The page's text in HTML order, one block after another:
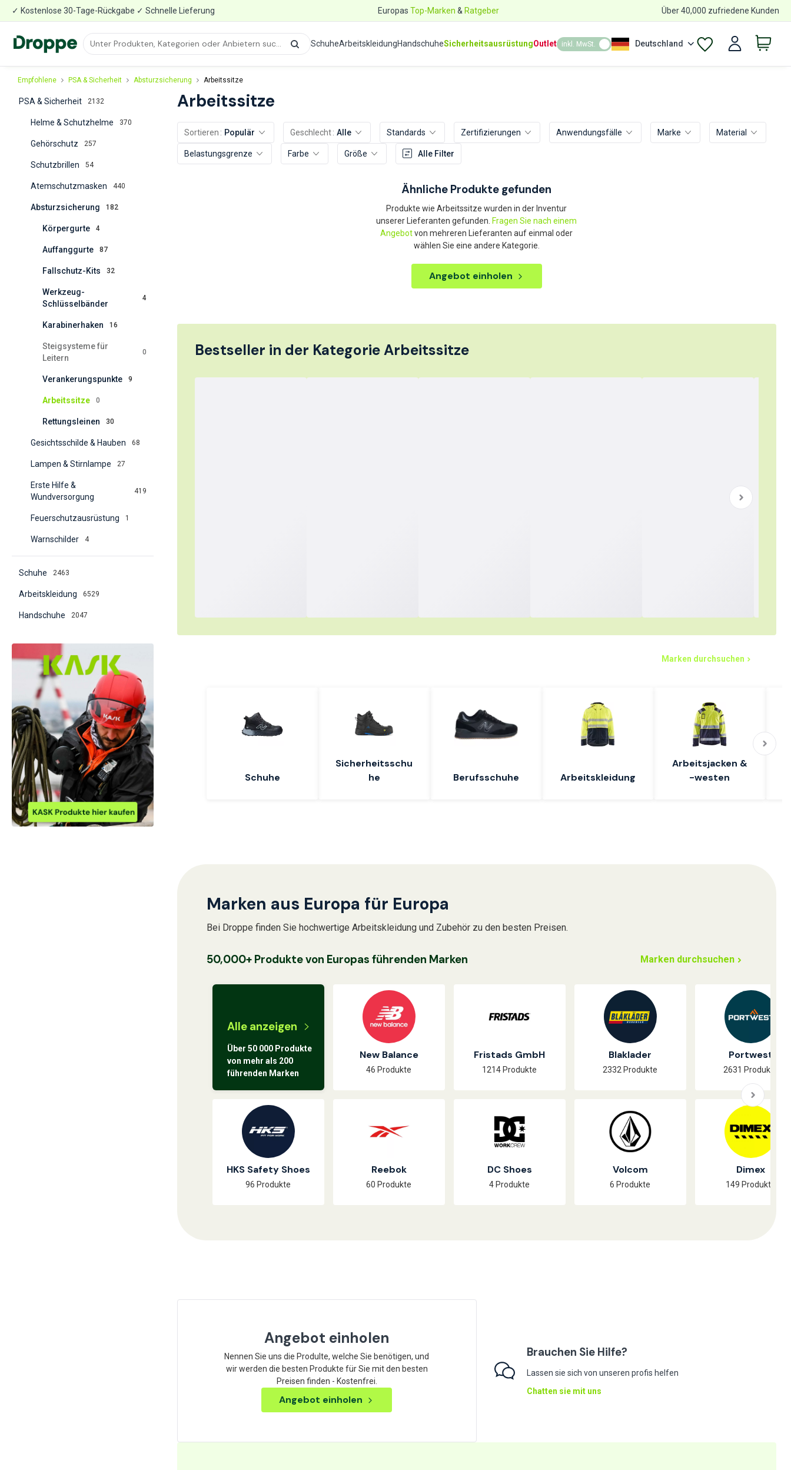
✓ Kostenlose 30-Tage-Rückgabe ✓ Schnelle Lieferung Europas Top-Marken & Ratgeber Über 40,000 zufriedene Kunden
SchuheArbeitskleidungHandschuheSicherheitsausrüstungOutlet inkl. MwSt. Deutschland
Empfohlene PSA & Sicherheit Absturzsicherung Arbeitssitze
PSA & Sicherheit 2132
Helme & Schutzhelme 370
Gehörschutz 257
Schutzbrillen 54
Atemschutzmasken 440
Absturzsicherung 182
Körpergurte 4
Auffanggurte 87
Fallschutz-Kits 32
Werkzeug-
Schlüsselbänder
4
Karabinerhaken 16
Steigsysteme für
Leitern
0
Verankerungspunkte 9
Arbeitssitze 0
Rettungsleinen 30
Gesichtsschilde & Hauben 68
Lampen & Stirnlampe 27
Erste Hilfe &
Wundversorgung
419
Feuerschutzausrüstung 1
Warnschilder 4
Schuhe 2463
Arbeitskleidung 6529
Handschuhe 2047
Arbeitssitze
Sortieren Populär Geschlecht Alle Standards Zertifizierungen Anwendungsfälle Marke Material
Belastungsgrenze Farbe Größe Alle Filter
Ähnliche Produkte gefunden
Produkte wie Arbeitssitze wurden in der Inventur
unserer Lieferanten gefunden. Fragen Sie nach einem
Angebotvon mehreren Lieferanten auf einmal oder
wählen Sie eine andere Kategorie.
Angebot einholen
Bestseller in der Kategorie Arbeitssitze
Marken durchsuchen
Schuhe
Sicherheitsschu
he
Berufsschuhe Arbeitskleidung
Arbeitsjacken &
-westen
Marken aus Europa für Europa
Bei Droppe finden Sie hochwertige Arbeitskleidung und Zubehör zu den besten Preisen.
50,000+ Produkte von Europas führenden Marken Marken durchsuchen
Alle anzeigen
Über 50 000 Produkte
von mehr als 200
führenden Marken
New Balance
46 Produkte
Fristads GmbH
1214 Produkte
Blaklader
2332 Produkte
Portwest
2631 Produkte
HKS Safety Shoes
96 Produkte
Reebok
60 Produkte
DC Shoes
4 Produkte
Volcom
6 Produkte
Dimex
149 Produkte
Angebot einholen
Nennen Sie uns die Produlte, welche Sie benötigen, und
wir werden die besten Produkte für Sie mit den besten
Preisen finden - Kostenfrei.
Angebot einholen
Brauchen Sie Hilfe?
Lassen sie sich von unseren profis helfen
Chatten sie mit uns